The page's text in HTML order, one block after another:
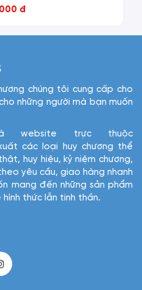
đ
chúng tôi cung cấp cho
những người mà bạn muốn
là website trực thuộc
các loại huy chương thể
huy hiệu, kỷ niệm chương,
yêu cầu, giao hàng nhanh
mang đến những sản phẩm
hình thức lẫn tinh thần.